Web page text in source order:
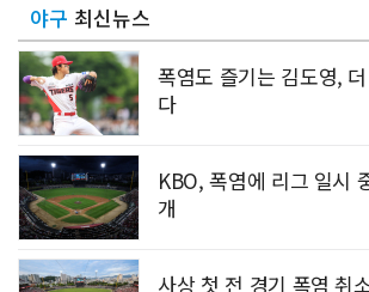
야구 최신뉴스
폭염도 즐기는 김도영,
다
KBO, 폭염에 리그 일시
개
사상 첫 전 경기 폭염 취